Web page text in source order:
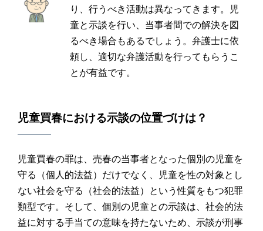
り、行うべき活動は異なってきます。児
童と示談を行い、当事者間での解決を図
るべき場合もあるでしょう。弁護士に依
頼し、適切な弁護活動を行ってもらうこ
とが有益です。
児童買春における示談の位置づけは？
児童買春の罪は、売春の当事者となった個別の児童を
守る（個人的法益）だけでなく、児童を性の対象とし
ない社会を守る（社会的法益）という性質をもつ犯罪
類型です。そして、個別の児童との示談は、社会的法
益に対する手当ての意味を持たないため、示談が刑事